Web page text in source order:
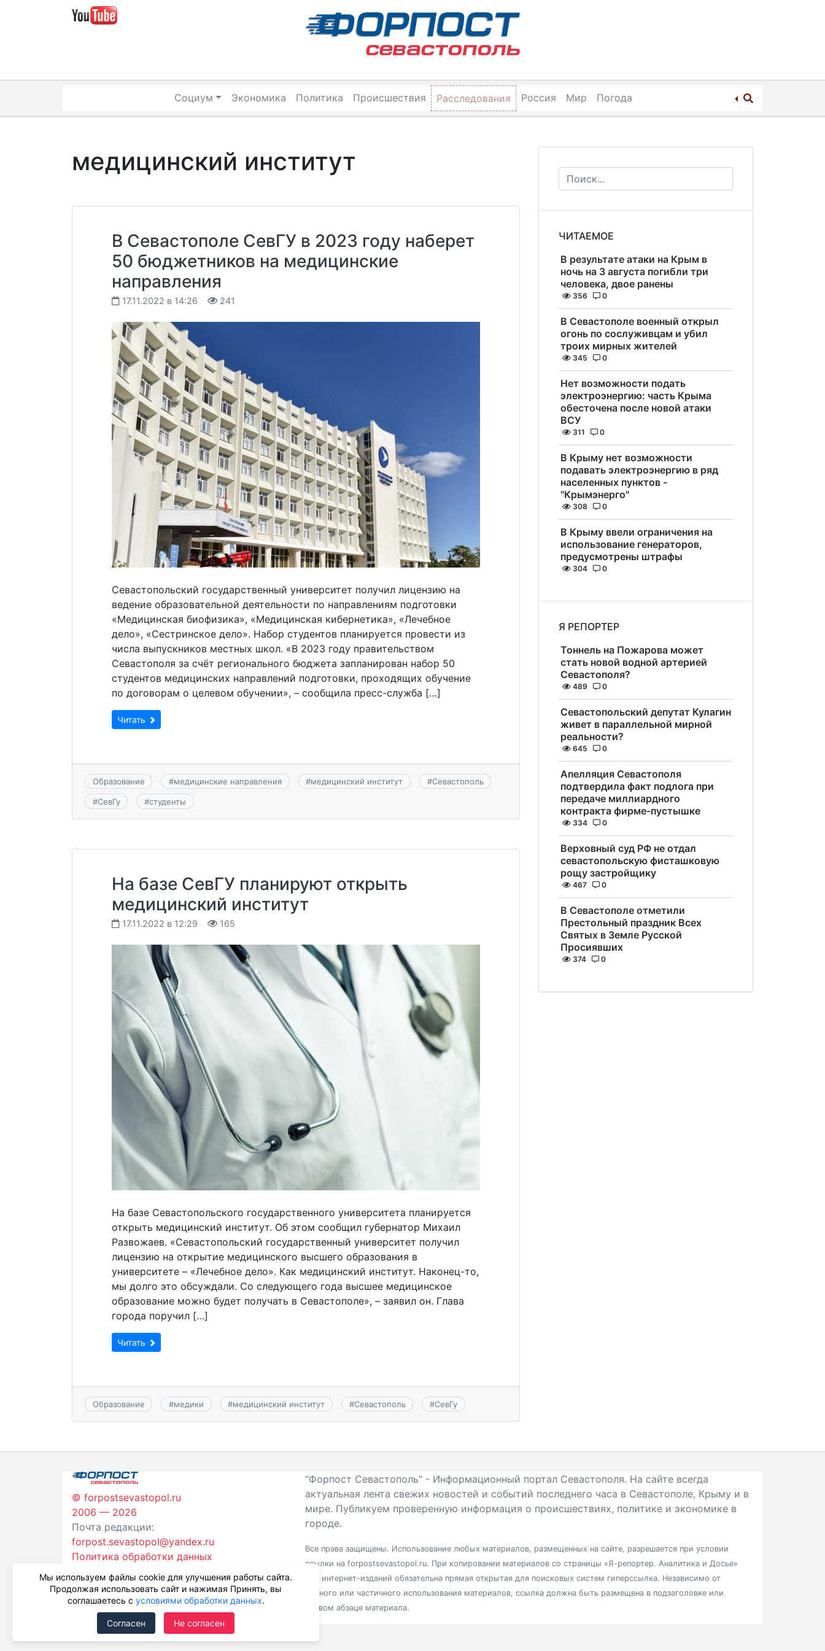
Социум Экономика Политика Происшествия Расследования Россия Мир Погода
медицинский институт
В Севастополе СевГУ в 2023 году наберет
50 бюджетников на медицинские
направления
17.11.2022 в 14:26 241
Севастопольский государственный университет получил лицензию на
ведение образовательной деятельности по направлениям подготовки
«Медицинская биофизика», «Медицинская кибернетика», «Лечебное
дело», «Сестринское дело». Набор студентов планируется провести из
числа выпускников местных школ. «В 2023 году правительством
Севастополя за счёт регионального бюджета запланирован набор 50
студентов медицинских направлений подготовки, проходящих обучение
по договорам о целевом обучении», – сообщила пресс-служба […]
Читать
Образование #медицинские направления #медицинский институт #Севастополь
#СевГу #студенты
На базе СевГУ планируют открыть
медицинский институт
17.11.2022 в 12:29 165
На базе Севастопольского государственного университета планируется
открыть медицинский институт. Об этом сообщил губернатор Михаил
Развожаев. «Севастопольский государственный университет получил
лицензию на открытие медицинского высшего образования в
университете – «Лечебное дело». Как медицинский институт. Наконец-то,
мы долго это обсуждали. Со следующего года высшее медицинское
образование можно будет получать в Севастополе», – заявил он. Глава
города поручил […]
Читать
Образование #медики #медицинский институт #Севастополь #СевГу
ЧИТАЕМОЕ
В результате атаки на Крым в
ночь на 3 августа погибли три
человека, двое ранены
356 0
В Севастополе военный открыл
огонь по сослуживцам и убил
троих мирных жителей
345 0
Нет возможности подать
электроэнергию: часть Крыма
обесточена после новой атаки
ВСУ
311 0
В Крыму нет возможности
подавать электроэнергию в ряд
населенных пунктов -
"Крымэнерго"
308 0
В Крыму ввели ограничения на
использование генераторов,
предусмотрены штрафы
304 0
Я РЕПОРТЕР
Тоннель на Пожарова может
стать новой водной артерией
Севастополя?
489 0
Севастопольский депутат Кулагин
живет в параллельной мирной
реальности?
645 0
Апелляция Севастополя
подтвердила факт подлога при
передаче миллиардного
контракта фирме-пустышке
334 0
Верховный суд РФ не отдал
севастопольскую фисташковую
рощу застройщику
467 0
В Севастополе отметили
Престольный праздник Всех
Святых в Земле Русской
Просиявших
374 0
© forpostsevastopol.ru
2006 — 2026
Почта редакции:
forpost.sevastopol@yandex.ru
Политика обработки данных
"Форпост Севастополь" - Информационный портал Севастополя. На сайте всегда
актуальная лента свежих новостей и событий последнего часа в Севастополе, Крыму и в
мире. Публикуем проверенную информация о происшествиях, политике и экономике в
городе.
Все права защищены. Использование любых материалов, размещенных на сайте, разрешается при условии
ссылки на forpostsevastopol.ru. При копировании материалов со страницы «Я-репортер. Аналитика и Досье»
для интернет-изданий обязательна прямая открытая для поисковых систем гиперссылка. Независимо от
полного или частичного использования материалов, ссылка должна быть размещена в подзаголовке или
первом абзаце материала.
Мы используем файлы cookie для улучшения работы сайта.
Продолжая использовать сайт и нажимая Принять, вы
соглашаетесь с условиями обработки данных.
Согласен Не согласен